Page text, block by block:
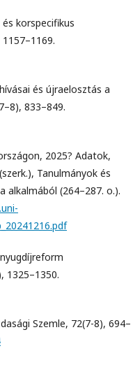
korspecifikus
és újraelosztás a
833–849.
2025? Adatok,
Tanulmányok és
alkalmából (264–287. o.).
1325–­1350.
Szemle, 72(7-8), 694–